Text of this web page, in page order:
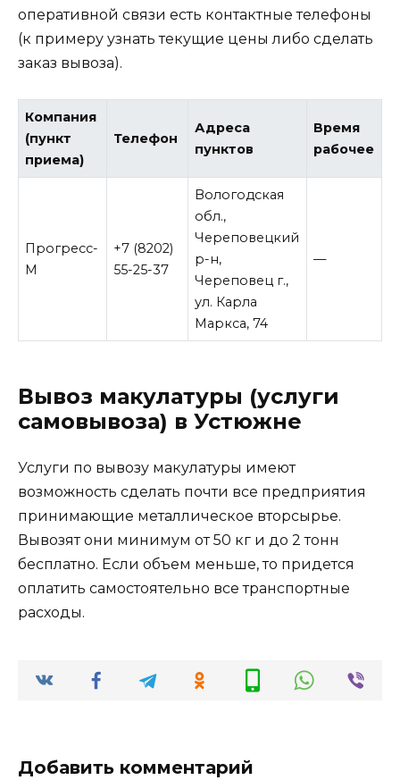
оперативной связи есть контактные телефоны
(к примеру узнать текущие цены либо сделать
заказ вывоза).
Компания
(пункт
приема)
Телефон
Адреса
пунктов
Время
рабочее
Прогресс-
М
+7 (8202)
55-25-37
Вологодская
обл.,
Череповецкий
р-н,
Череповец г.,
ул. Карла
Маркса, 74
—
Вывоз макулатуры (услуги
самовывоза) в Устюжне
Услуги по вывозу макулатуры имеют
возможность сделать почти все предприятия
принимающие металлическое вторсырье.
Вывозят они минимум от 50 кг и до 2 тонн
бесплатно. Если объем меньше, то придется
оплатить самостоятельно все транспортные
расходы.
Добавить комментарий